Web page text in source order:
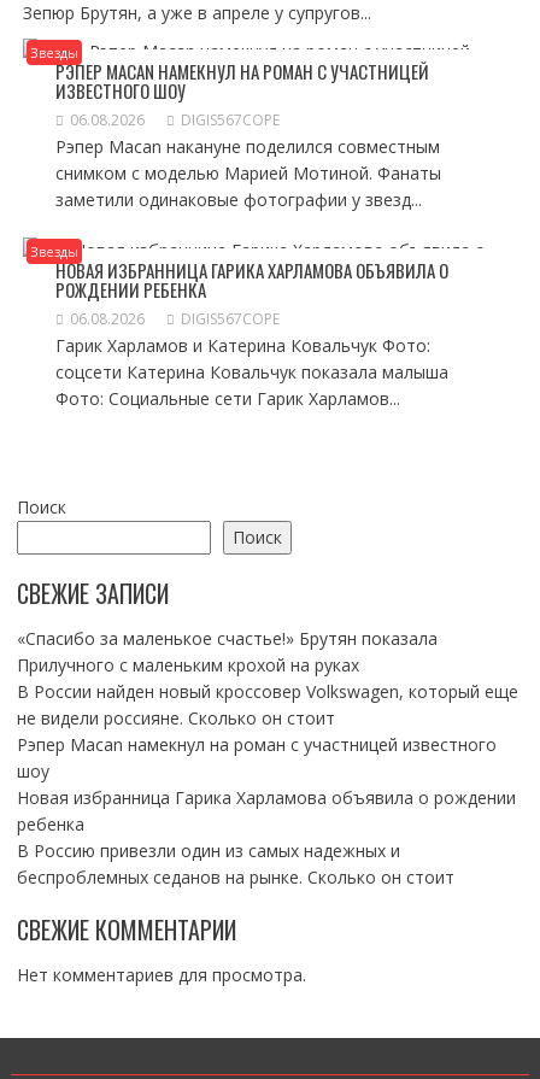
Зепюр Брутян, а уже в апреле у супругов...
Звезды
РЭПЕР MACAN НАМЕКНУЛ НА РОМАН С УЧАСТНИЦЕЙ
ИЗВЕСТНОГО ШОУ
06.08.2026 DIGIS567COPE
Рэпер Macan накануне поделился совместным
снимком с моделью Марией Мотиной. Фанаты
заметили одинаковые фотографии у звезд...
Звезды
НОВАЯ ИЗБРАННИЦА ГАРИКА ХАРЛАМОВА ОБЪЯВИЛА О
РОЖДЕНИИ РЕБЕНКА
06.08.2026 DIGIS567COPE
Гарик Харламов и Катерина Ковальчук Фото:
соцсети Катерина Ковальчук показала малыша
Фото: Социальные сети Гарик Харламов...
Поиск
Поиск
СВЕЖИЕ ЗАПИСИ
«Спасибо за маленькое счастье!» Брутян показала
Прилучного с маленьким крохой на руках
В России найден новый кроссовер Volkswagen, который еще
не видели россияне. Сколько он стоит
Рэпер Macan намекнул на роман с участницей известного
шоу
Новая избранница Гарика Харламова объявила о рождении
ребенка
В Россию привезли один из самых надежных и
беспроблемных седанов на рынке. Сколько он стоит
СВЕЖИЕ КОММЕНТАРИИ
Нет комментариев для просмотра.